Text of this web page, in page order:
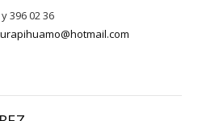
396 02 36
AMEZCUA CASILLAS